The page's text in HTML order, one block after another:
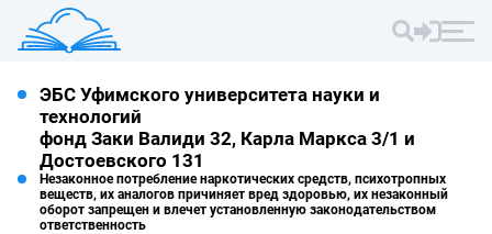
ЭБС Уфимского университета науки и
технологий
фонд Заки Валиди 32, Карла Маркса 3/1 и
Достоевского 131
Незаконное потребление наркотических средств, психотропных
веществ, их аналогов причиняет вред здоровью, их незаконный
оборот запрещен и влечет установленную законодательством
ответственность